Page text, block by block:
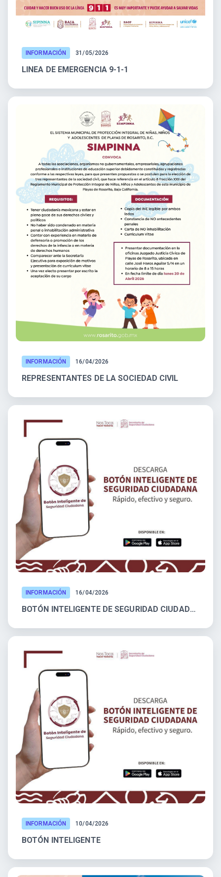
INFORMACIÓN 31/05/2026
LINEA DE EMERGENCIA 9-1-1
INFORMACIÓN 16/04/2026
REPRESENTANTES DE LA SOCIEDAD CIVIL
INFORMACIÓN 16/04/2026
BOTÓN INTELIGENTE DE SEGURIDAD CIUDADANA
INFORMACIÓN 10/04/2026
BOTÓN INTELIGENTE